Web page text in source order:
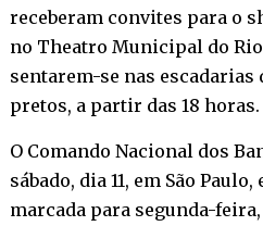
receberam convites para o
no Theatro Municipal do
sentarem-se nas escadarias
pretos, a partir das 18 horas.
O Comando Nacional dos
sábado, dia 11, em São
marcada para segunda-feira,